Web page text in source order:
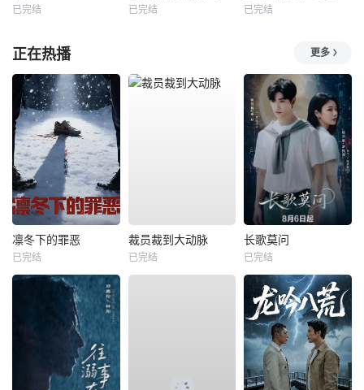
已完结 已完结 已完结
正在热播 更多
凛冬下的罪恶
已完结
裁员裁到大动脉
已完结
长歌莫问
已完结